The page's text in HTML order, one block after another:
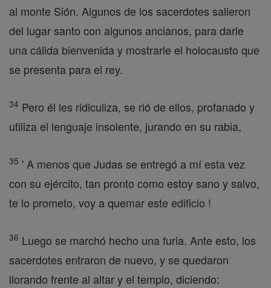
al monte Sión. Algunos de los sacerdotes salieron
del lugar santo con algunos ancianos, para darle
una cálida bienvenida y mostrarle el holocausto que
se presenta para el rey.
34 Pero él les ridiculiza, se rió de ellos, profanado y
utiliza el lenguaje insolente, jurando en su rabia,
35 ' A menos que Judas se entregó a mí esta vez
con su ejército, tan pronto como estoy sano y salvo,
te lo prometo, voy a quemar este edificio !
36 Luego se marchó hecho una furia. Ante esto, los
sacerdotes entraron de nuevo, y se quedaron
llorando frente al altar y el templo, diciendo: